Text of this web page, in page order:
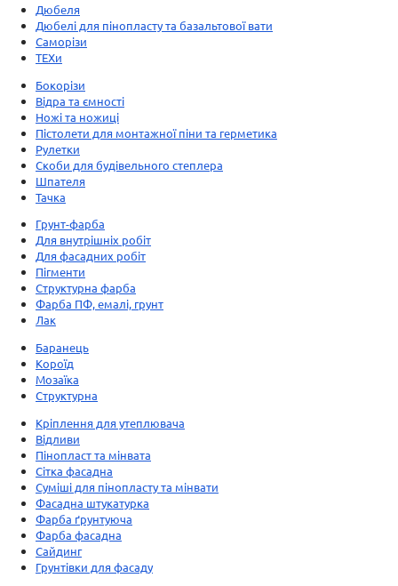
Дюбеля
Дюбелі для пінопласту та базальтової вати
Саморізи
ТЕХи
Бокорізи
Відра та ємності
Ножі та ножиці
Пістолети для монтажної піни та герметика
Рулетки
Скоби для будівельного степлера
Шпателя
Тачка
Грунт-фарба
Для внутрішніх робіт
Для фасадних робіт
Пігменти
Структурна фарба
Фарба ПФ, емалі, грунт
Лак
Баранець
Короїд
Мозаїка
Структурна
Кріплення для утеплювача
Відливи
Пінопласт та мінвата
Сітка фасадна
Суміші для пінопласту та мінвати
Фасадна штукатурка
Фарба ґрунтуюча
Фарба фасадна
Сайдинг
Грунтівки для фасаду